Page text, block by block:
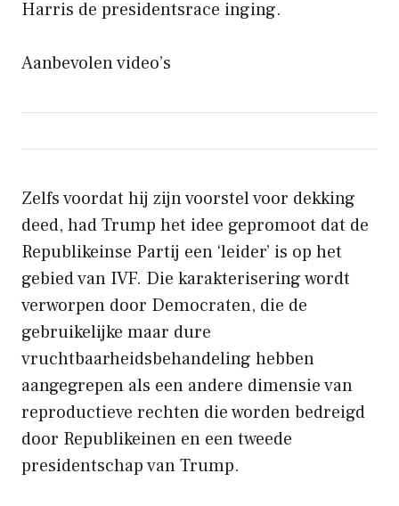
Harris de presidentsrace inging.
Aanbevolen video’s
Zelfs voordat hij zijn voorstel voor dekking
deed, had Trump het idee gepromoot dat de
Republikeinse Partij een ‘leider’ is op het
gebied van IVF. Die karakterisering wordt
verworpen door Democraten, die de
gebruikelijke maar dure
vruchtbaarheidsbehandeling hebben
aangegrepen als een andere dimensie van
reproductieve rechten die worden bedreigd
door Republikeinen en een tweede
presidentschap van Trump.